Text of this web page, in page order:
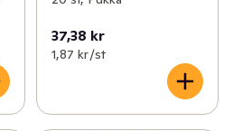
37,38 kr
1,87 kr /st